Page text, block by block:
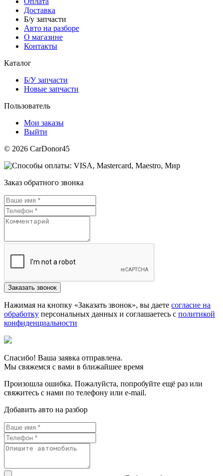
Доставка
Б/у запчасти
Авто на разборе
О магазине
Контакты
Каталог
Б/У запчасти
Новые запчасти
Пользователь
Мои заказы
Выйти
© 2026 CarDonor45
Заказ обратного звонка
Нажимая на кнопку «Заказать звонок», вы даете согласие на
обработку персональных данных и соглашаетесь c политикой
конфиденциальности
Спасибо! Ваша заявка отправлена.
Мы свяжемся с вами в ближайшее время
Произошла ошибка. Пожалуйста, попробуйте ещё раз или
свяжитесь с нами по телефону или e-mail.
Добавить авто на разбор